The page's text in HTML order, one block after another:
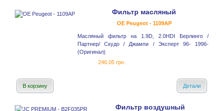
Фильтр масляный
OE Peugeot - 1109AP
Масляный фильтр на 1.9D, 2.0HDI Берлинго /
Партнер/ Скудо / Джампи / Эксперт 96- 1996-
(Оригинал)
246.05 грн.
В корзину Детали
Фильтр воздушный